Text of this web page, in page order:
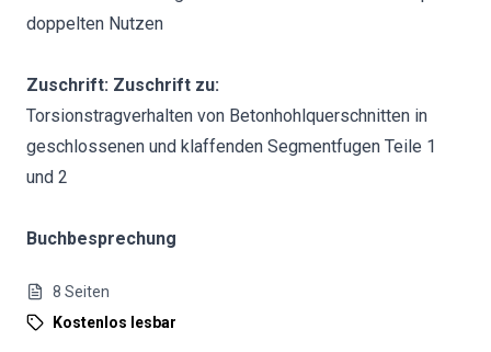
doppelten Nutzen
Zuschrift: Zuschrift zu:
Torsionstragverhalten von Betonhohlquerschnitten in
geschlossenen und klaffenden Segmentfugen Teile 1
und 2
Buchbesprechung
8 Seiten
Kostenlos lesbar